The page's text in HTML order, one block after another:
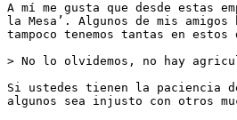
A mí me gusta que desde estas
la Mesa’. Algunos de mis
tampoco tenemos tantas en
> No lo olvidemos, no hay
Si ustedes tienen la paciencia
algunos sea injusto con otros